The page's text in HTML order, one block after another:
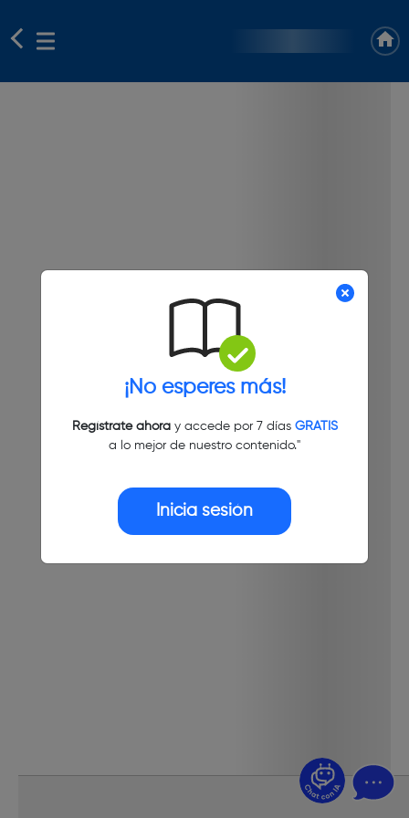
¡No esperes más!
Regístrate ahoray accede por 7 días GRATIS
a lo mejor de nuestro contenido."
Inicia sesión